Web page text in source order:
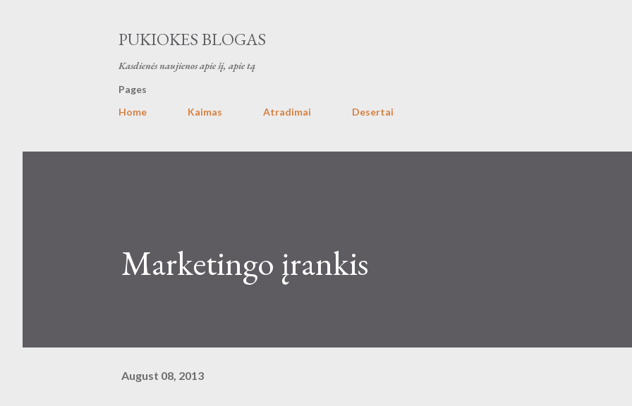
PUKIOKES BLOGAS
Kasdienės naujienos apie šį, apie tą
Pages
Home
Kaimas Atradimai Desertai
Marketingo įrankis
August 08, 2013